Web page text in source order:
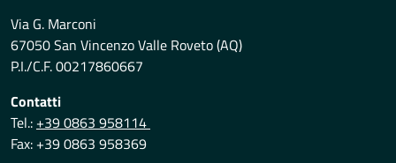
Via G. Marconi
67050 San Vincenzo Valle Roveto (AQ)
P.I./C.F. 00217860667
Contatti
Tel.: +39 0863 958114
Fax: +39 0863 958369